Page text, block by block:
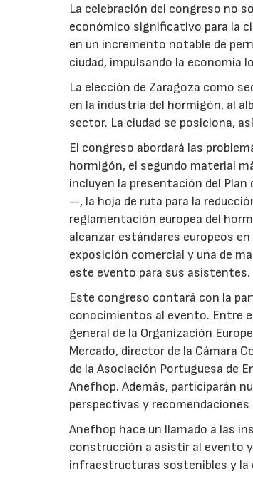
La celebración del congreso no
económico significativo para la
en un incremento notable de
ciudad, impulsando la economía
La elección de Zaragoza como
en la industria del hormigón, al
sector. La ciudad se posiciona,
El congreso abordará las
hormigón, el segundo material
incluyen la presentación del
—, la hoja de ruta para la
reglamentación europea del
alcanzar estándares europeos
exposición comercial y una de
este evento para sus asistentes.
Este congreso contará con la
conocimientos al evento. Entre
general de la Organización
Mercado, director de la Cámara
de la Asociación Portuguesa de
Anefhop. Además, participarán
perspectivas y
Anefhop hace un llamado a las
construcción a asistir al evento
infraestructuras sostenibles y la